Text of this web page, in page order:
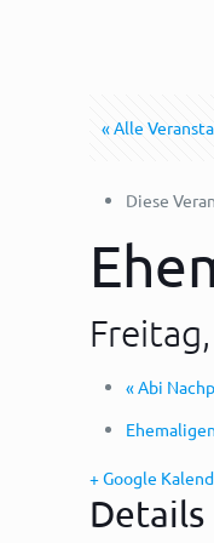
« Alle
Diese
«Abi
+ Google
Details